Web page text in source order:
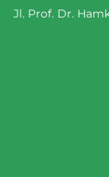
Jl. Prof. Dr.